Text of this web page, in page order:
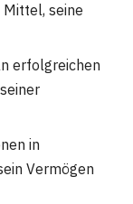
seine
erfolgreichen
in
Vermögen